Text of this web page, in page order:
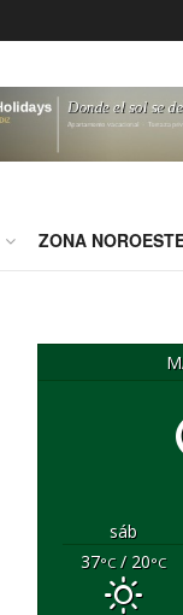
ZONA
sáb
37°C/ 20°C